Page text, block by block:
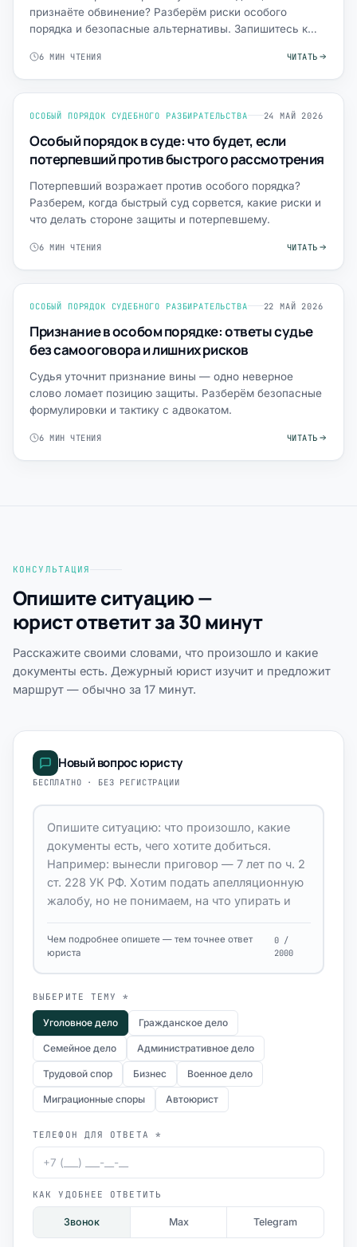
признаёте обвинение? Разберём риски особого
порядка и безопасные альтернативы. Запишитесь к
6 МИН ЧТЕНИЯ ЧИТАТЬ
ОСОБЫЙ ПОРЯДОК СУДЕБНОГО РАЗБИРАТЕЛЬСТВА 24 МАЙ 2026
Особый порядок в суде: что будет, если
потерпевший против быстрого рассмотрения
Потерпевший возражает против особого порядка?
Разберем, когда быстрый суд сорвется, какие риски и
что делать стороне защиты и потерпевшему.
6 МИН ЧТЕНИЯ ЧИТАТЬ
ОСОБЫЙ ПОРЯДОК СУДЕБНОГО РАЗБИРАТЕЛЬСТВА 22 МАЙ 2026
Признание в особом порядке: ответы судье
без самооговора и лишних рисков
Судья уточнит признание вины — одно неверное
слово ломает позицию защиты. Разберём безопасные
формулировки и тактику с адвокатом.
6 МИН ЧТЕНИЯ ЧИТАТЬ
КОНСУЛЬТАЦИЯ
Опишите ситуацию —
юрист ответит за 30 минут
Расскажите своими словами, что произошло и какие
документы есть. Дежурный юрист изучит и предложит
маршрут — обычно за 17 минут.
Новый вопрос юристу
БЕСПЛАТНО · БЕЗ РЕГИСТРАЦИИ
Чем подробнее опишете — тем точнее ответ
юриста
0 /
2000
ВЫБЕРИТЕ ТЕМУ *
Уголовное дело Гражданское дело
Семейное дело Административное дело
Трудовой спор Бизнес Военное дело
Миграционные споры Автоюрист
ТЕЛЕФОН ДЛЯ ОТВЕТА *
КАК УДОБНЕЕ ОТВЕТИТЬ
Звонок Max Telegram